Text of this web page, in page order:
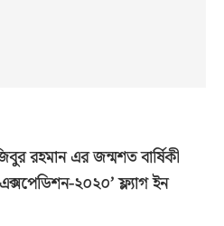
রহমান এর জন্মশত বার্ষিকী
২০২০’ ফ্ল্যাগ ইন